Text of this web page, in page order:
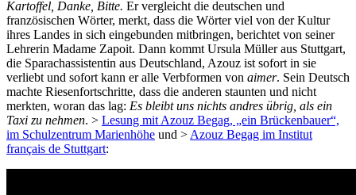
Kartoffel, Danke, Bitte. Er vergleicht die deutschen und
französischen Wörter, merkt, dass die Wörter viel von der Kultur
ihres Landes in sich eingebunden mitbringen, berichtet von seiner
Lehrerin Madame Zapoit. Dann kommt Ursula Müller aus Stuttgart,
die Sparachassistentin aus Deutschland, Azouz ist sofort in sie
verliebt und sofort kann er alle Verbformen von aimer. Sein Deutsch
machte Riesenfortschritte, dass die anderen staunten und nicht
merkten, woran das lag: Es bleibt uns nichts andres übrig, als ein
Taxi zu nehmen. > Lesung mit Azouz Begag, „ein Brückenbauer“,
im Schulzentrum Marienhöhe und >Azouz Begag im Institut
français de Stuttgart: